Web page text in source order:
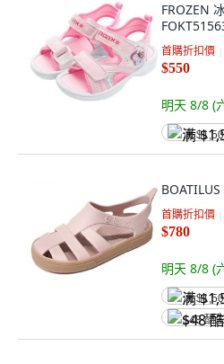
FROZEN
首購折扣價
$550
明天 8/8 (
满
首購折扣價
$780
明天 8/8 (
满
$48 酷